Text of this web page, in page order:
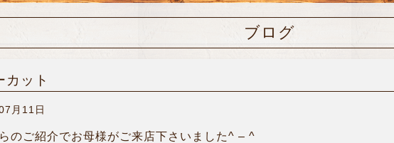
ブログ
カット
月11日
のご紹介でお母様がご来店下さいました^ – ^